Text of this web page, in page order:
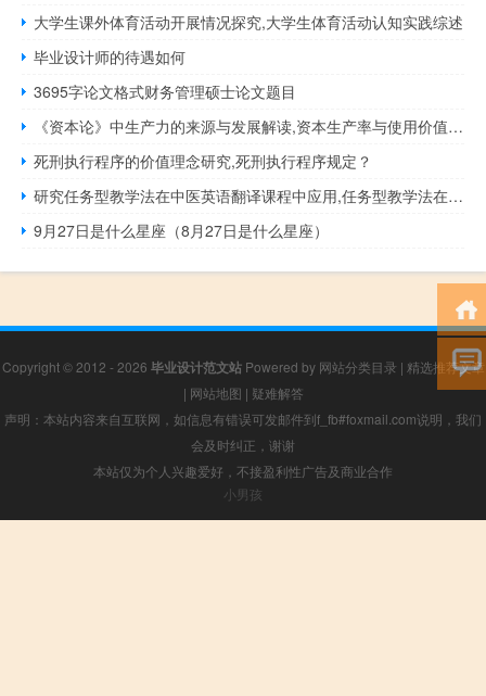
大学生课外体育活动开展情况探究,大学生体育活动认知实践综述
毕业设计师的待遇如何
3695字论文格式财务管理硕士论文题目
《资本论》中生产力的来源与发展解读,资本生产率与使用价值或交换价格相关吗...
死刑执行程序的价值理念研究,死刑执行程序规定？
研究任务型教学法在中医英语翻译课程中应用,任务型教学法在初中英语阅读中的应用
9月27日是什么星座（8月27日是什么星座）
Copyright © 2012 - 2026 毕业设计范文站Powered by 网站分类目录 | 精选推荐文章
| 网站地图 | 疑难解答
声明：本站内容来自互联网，如信息有错误可发邮件到f_fb#foxmail.com说明，我们
会及时纠正，谢谢
本站仅为个人兴趣爱好，不接盈利性广告及商业合作
小男孩